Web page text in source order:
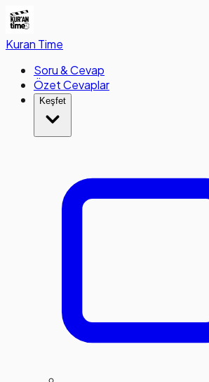
Kuran Time
Soru & Cevap
Özet Cevaplar
Keşfet